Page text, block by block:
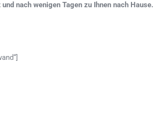
nach wenigen Tagen zu Ihnen nach Hause.